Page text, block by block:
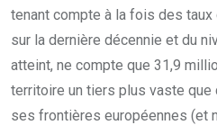
tenant compte à la fois des
sur la dernière décennie et du
atteint, ne compte que 31,9
territoire un tiers plus vaste que
ses frontières européennes (et